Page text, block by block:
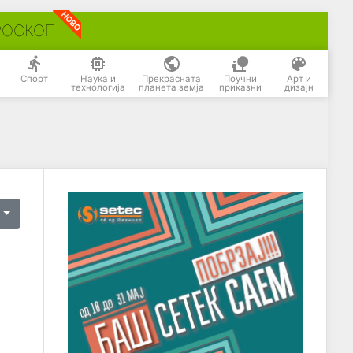
Спорт Наука и
технологија
Прекрасната
планета земја
Поучни
приказни
Арт и
дизајн